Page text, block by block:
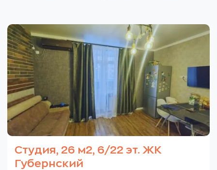
Студия, 26 м2, 6/22 эт. ЖК
Губернский